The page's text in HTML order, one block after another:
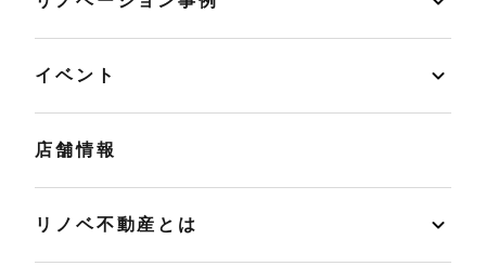
イベント
店舗情報
リノベ不動産とは